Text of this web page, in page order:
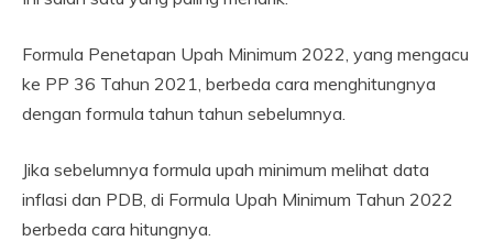
Formula Penetapan Upah Minimum 2022, yang mengacu
ke PP 36 Tahun 2021, berbeda cara menghitungnya
dengan formula tahun tahun sebelumnya.
Jika sebelumnya formula upah minimum melihat data
inflasi dan PDB, di Formula Upah Minimum Tahun 2022
berbeda cara hitungnya.